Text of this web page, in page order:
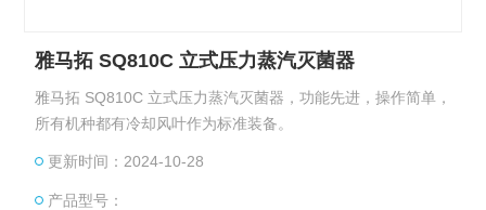
雅马拓 SQ810C 立式压力蒸汽灭菌器
雅马拓 SQ810C 立式压力蒸汽灭菌器，功能先进，操作简单，
所有机种都有冷却风叶作为标准装备。
更新时间：2024-10-28
产品型号：